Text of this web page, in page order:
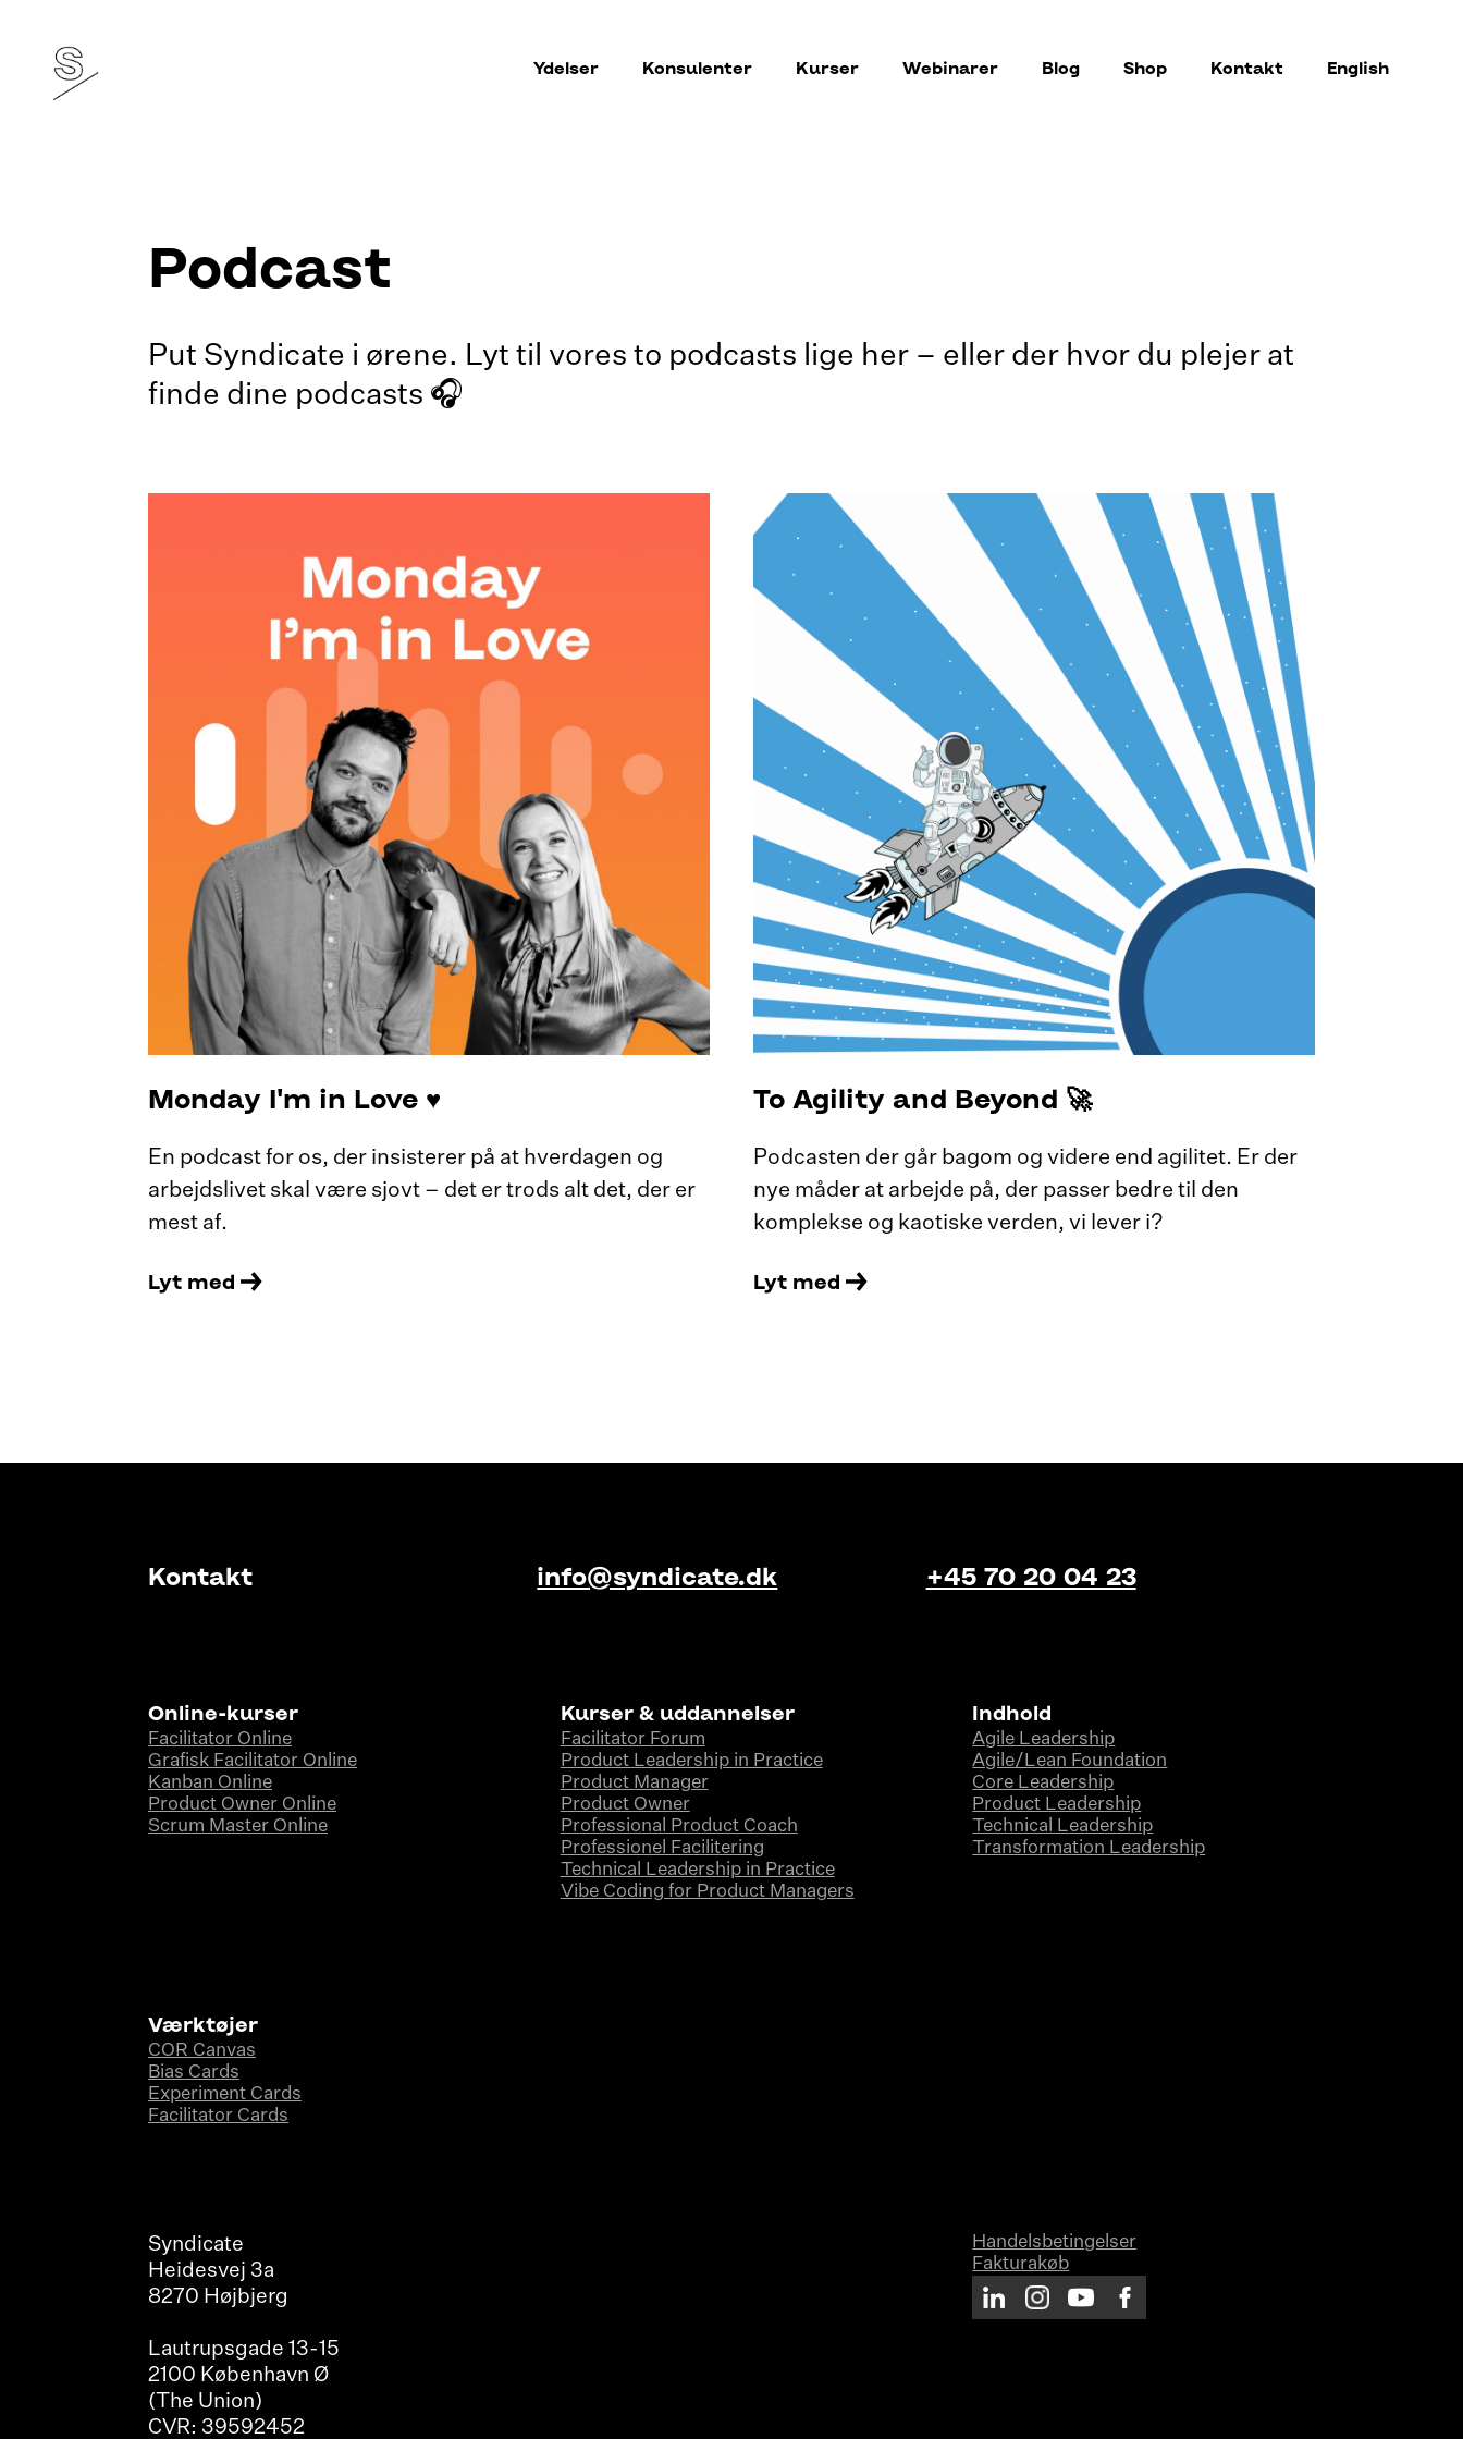
Ydelser Konsulenter Kurser Webinarer Blog Shop Kontakt English
Podcast
Put Syndicate i ørene. Lyt til vores to podcasts lige her – eller der hvor du plejer at
finde dine podcasts 🎧
Monday I'm in Love ♥️
En podcast for os, der insisterer på at hverdagen og
arbejdslivet skal være sjovt – det er trods alt det, der er
mest af.
Lyt med
To Agility and Beyond 🚀
Podcasten der går bagom og videre end agilitet. Er der
nye måder at arbejde på, der passer bedre til den
komplekse og kaotiske verden, vi lever i?
Lyt med
Kontakt info@syndicate.dk +45 70 20 04 23
Online-kurser
Facilitator Online
Grafisk Facilitator Online
Kanban Online
Product Owner Online
Scrum Master Online
Kurser & uddannelser
Facilitator Forum
Product Leadership in Practice
Product Manager
Product Owner
Professional Product Coach
Professionel Facilitering
Technical Leadership in Practice
Vibe Coding for Product Managers
Indhold
Agile Leadership
Agile/Lean Foundation
Core Leadership
Product Leadership
Technical Leadership
Transformation Leadership
Værktøjer
COR Canvas
Bias Cards
Experiment Cards
Facilitator Cards
Syndicate
Heidesvej 3a
8270 Højbjerg
Lautrupsgade 13-15
2100 København Ø
(The Union)
CVR: 39592452
Handelsbetingelser
Fakturakøb